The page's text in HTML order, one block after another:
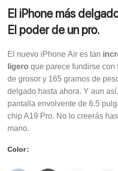
El iPhone más
El poder de un pro.
El nuevo iPhone Air es tan
ligero que parece fundirse con
de grosor y 165 gramos de
delgado hasta ahora. Y aun
pantalla envolvente de 6.5
chip A19 Pro. No lo creerás
mano.
Color